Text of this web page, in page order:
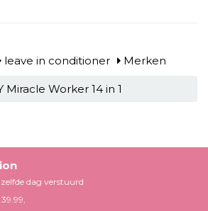
leave in conditioner Merken
Miracle Worker 14 in 1
dag verstuurd